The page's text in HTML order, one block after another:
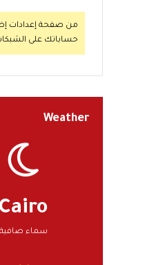
من صفحة إعدادات
حساباتك على
Weather
Cairo
سماء صافية